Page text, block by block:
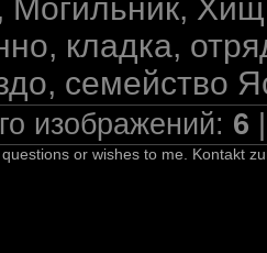
Могильник,
кладка,
семейство
изображений: 6
or wishes to me. Kontakt